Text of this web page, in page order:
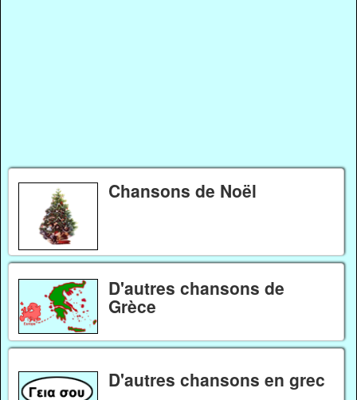
Chansons de Noël
D'autres chansons de
Grèce
D'autres chansons en grec